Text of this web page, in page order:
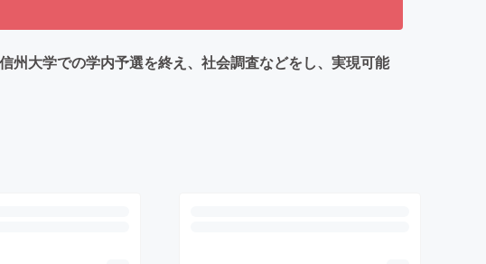
大学での学内予選を終え、社会調査などをし、実現可能